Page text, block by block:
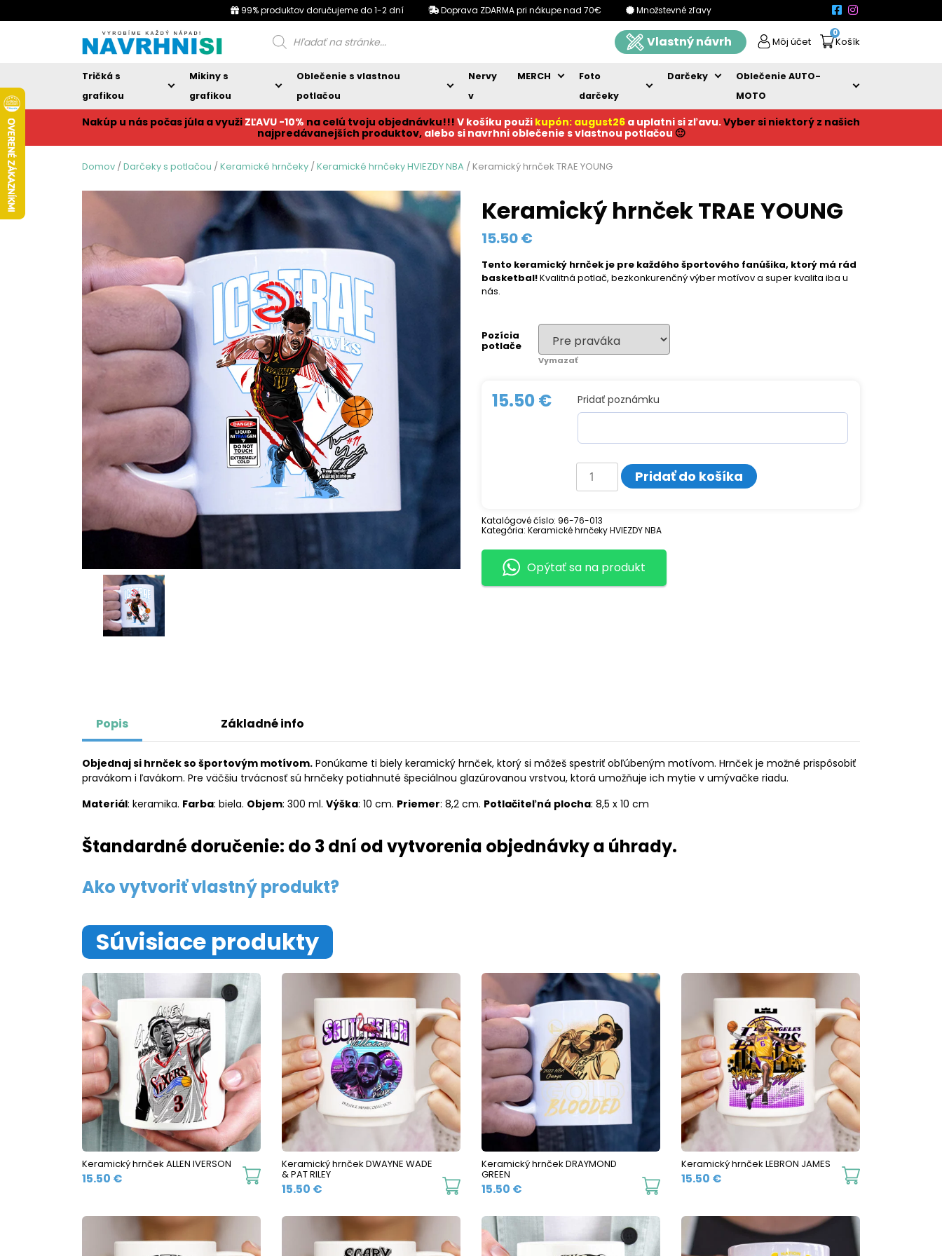
99% produktov doručujeme do 1-2 dní Doprava ZDARMA pri nákupe nad 70€ Množstevné zľavy
Products
search Vlastný návrh Môj účet
0
Košík
Tričká s
grafikou
Mikiny s
grafikou
Oblečenie s vlastnou
potlačou
Nervy
v
MERCH
Foto
darčeky
Darčeky
Oblečenie AUTO-
MOTO
Nakúp u nás počas júla a využi ZĽAVU -10% na celú tvoju objednávku!!! V košíku použi kupón: august26 a uplatni si zľavu.Vyber si niektorý z našich
najpredávanejších produktov, alebo si navrhni oblečenie s vlastnou potlačou 🙂
Domov /Darčeky s potlačou /Keramické hrnčeky /Keramické hrnčeky HVIEZDY NBA / Keramický hrnček TRAE YOUNG
Keramický hrnček TRAE YOUNG
15.50€
Tento keramický hrnček je pre každého športového fanúšika, ktorý má rád
basketbal!Kvalitná potlač, bezkonkurenčný výber motívov a super kvalita iba u
nás.
Pozícia
potlače
Vymazať
15.50€ Pridať poznámku
množstvo
Keramický
hrnček
YOUNG
Pridať do košíka
Katalógové číslo: 96-76-013
Kategória: Keramické hrnčeky HVIEZDY NBA
Opýtať sa na produkt
Popis Základné info
Objednaj si hrnček so športovým motívom. Ponúkame ti biely keramický hrnček, ktorý si môžeš spestriť obľúbeným motívom. Hrnček je možné prispôsobiť
pravákom i ľavákom. Pre väčšiu trvácnosť sú hrnčeky potiahnuté špeciálnou glazúrovanou vrstvou, ktorá umožňuje ich mytie v umývačke riadu.
Materiál: keramika. Farba: biela. Objem: 300 ml. Výška: 10 cm. Priemer: 8,2 cm. Potlačiteľná plocha: 8,5 x 10 cm
Štandardné doručenie: do 3 dní od vytvorenia objednávky a úhrady.
Ako vytvoriť vlastný produkt?
Súvisiace produkty
Keramický hrnček ALLEN IVERSON
15.50 €
This
product
Keramický hrnček DWAYNE WADE
& PAT RILEY
15.50 €
This
multiple
Keramický hrnček DRAYMOND
GREEN
15.50 €
This
multiple
Keramický hrnček LEBRON JAMES
15.50 €
This
has